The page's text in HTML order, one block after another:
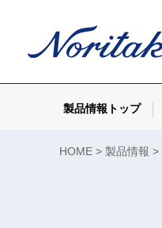
製品情報トップ
HOME 製品情報